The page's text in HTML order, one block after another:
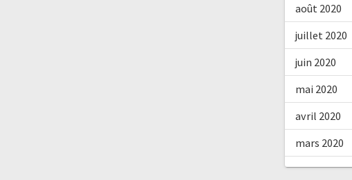
août 2020
juillet 2020
juin 2020
mai 2020
avril 2020
mars 2020